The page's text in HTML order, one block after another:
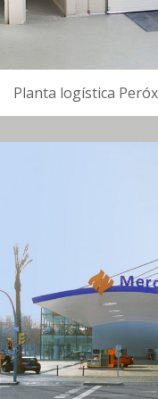
Planta logística